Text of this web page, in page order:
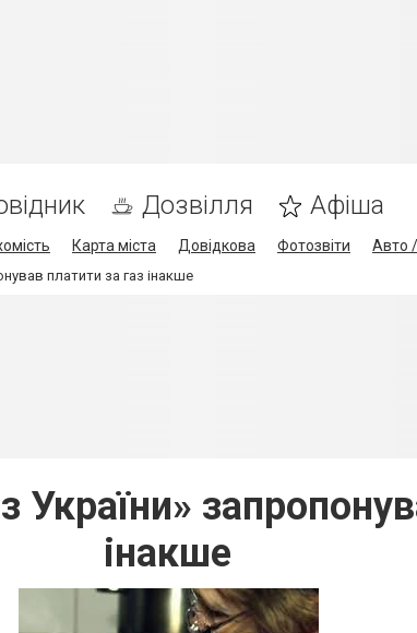
Дозвілля Афіша
Карта міста Довідкова Фотозвіти Авто
платити за газ інакше
інакше